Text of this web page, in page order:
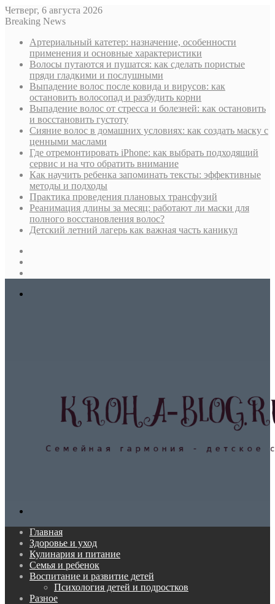
Четверг, 6 августа 2026
Breaking News
Артериальный катетер: назначение, особенности
применения и основные характеристики
Волосы путаются и пушатся: как сделать пористые
пряди гладкими и послушными
Выпадение волос после ковида и вирусов: как
остановить волосопад и разбудить корни
Выпадение волос от стресса и болезней: как остановить
и восстановить густоту
Сияние волос в домашних условиях: как создать маску с
ценными маслами
Где отремонтировать iPhone: как выбрать подходящий
сервис и на что обратить внимание
Как научить ребенка запоминать тексты: эффективные
методы и подходы
Практика проведения плановых трансфузий
Реанимация длины за месяц: работают ли маски для
полного восстановления волос?
Детский летний лагерь как важная часть каникул
Главная
Здоровье и уход
Кулинария и питание
Семья и ребенок
Воспитание и развитие детей
Психология детей и подростков
Разное